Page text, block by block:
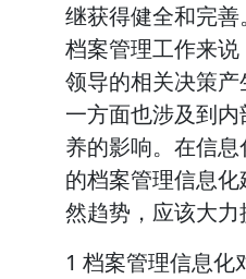
继获得健全和完
档案管理工作来
领导的相关决策
一方面也涉及到
养的影响。在信
的档案管理信息
然趋势，应该大力
1 档案管理信息化